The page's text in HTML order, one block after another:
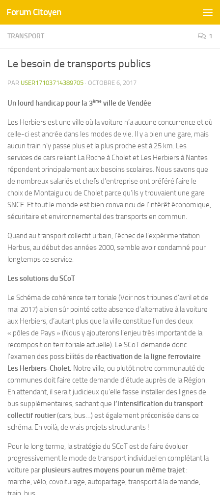
Skip to content
Forum Citoyen
TRANSPORT 1
Le besoin de transports publics
PAR USER17103714389705 · OCTOBRE 6, 2017
Un lourd handicap pour la 3ème ville de Vendée
Les Herbiers est une ville où la voiture n’a aucune concurrence et où
celle-ci est ancrée dans les modes de vie. Il y a bien une gare, mais
aucun train n’y passe plus et la plus proche est à 25 km. Les
services de cars reliant La Roche à Cholet et Les Herbiers à Nantes
répondent principalement aux besoins scolaires. Nous savons que
de nombreux salariés et chefs d’entreprise ont préféré faire le
choix de Montaigu ou de Cholet parce qu’ils y trouvaient une gare
SNCF. Et tout le monde est bien convaincu de l’intérêt économique,
sécuritaire et environnemental des transports en commun.
Quand au transport collectif urbain, l’échec de l’expérimentation
Herbus, au début des années 2000, semble avoir condamné pour
longtemps ce service.
Les solutions du SCoT
Le Schéma de cohérence territoriale (Voir nos tribunes d’avril et de
mai 2017) a bien sûr pointé cette absence d’alternative à la voiture
aux Herbiers, d’autant plus que la ville constitue l’un des deux
« pôles de Pays » (Nous y ajouterons l’enjeu très important de la
recomposition territoriale actuelle). Le SCoT demande donc
l’examen des possibilités de réactivation de la ligne ferroviaire
Les Herbiers-Cholet. Notre ville, ou plutôt notre communauté de
communes doit faire cette demande d’étude auprès de la Région.
En attendant, il serait judicieux qu’elle fasse installer des lignes de
bus supplémentaires, sachant que l’intensification dutransport
collectif routier(cars, bus…) est également préconisée dans ce
schéma. En voilà, de vrais projets structurants !
Pour le long terme, la stratégie du SCoT est de faire évoluer
progressivement le mode de transport individuel en complétant la
voiture par plusieurs autres moyens pour un même trajet :
marche, vélo, covoiturage, autopartage, transport à la demande,